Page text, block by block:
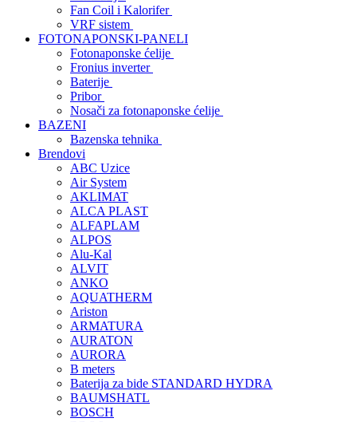
Fan Coil i Kalorifer
VRF sistem
FOTONAPONSKI-PANELI
Fotonaponske ćelije
Fronius inverter
Baterije
Pribor
Nosači za fotonaponske ćelije
BAZENI
Bazenska tehnika
Brendovi
ABC Uzice
Air System
AKLIMAT
ALCA PLAST
ALFAPLAM
ALPOS
Alu-Kal
ALVIT
ANKO
AQUATHERM
Ariston
ARMATURA
AURATON
AURORA
B meters
Baterija za bide STANDARD HYDRA
BAUMSHATL
BOSCH